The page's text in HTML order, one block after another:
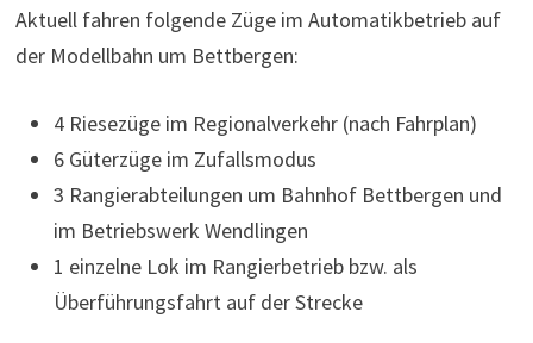
Aktuell fahren folgende Züge im Automatikbetrieb auf
der Modellbahn um Bettbergen:
4 Riesezüge im Regionalverkehr (nach Fahrplan)
6 Güterzüge im Zufallsmodus
3 Rangierabteilungen um Bahnhof Bettbergen und
im Betriebswerk Wendlingen
1 einzelne Lok im Rangierbetrieb bzw. als
Überführungsfahrt auf der Strecke